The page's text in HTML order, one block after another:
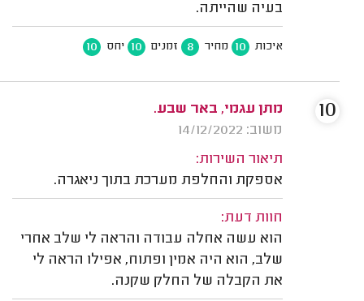
בעיה שהייתה.
איכות 10 מחיר 8 זמנים 10 יחס 10
מתן עגמי, באר שבע.
משוב: 14/12/2022
תיאור השירות:
אספקת והחלפת מערכת בתוך ניאגרה.
חוות דעת:
הוא עשה אחלה עבודה והראה לי שלב אחרי
שלב, הוא היה אמין ופתוח, אפילו הראה לי
את הקבלה של החלק שקנה.
10